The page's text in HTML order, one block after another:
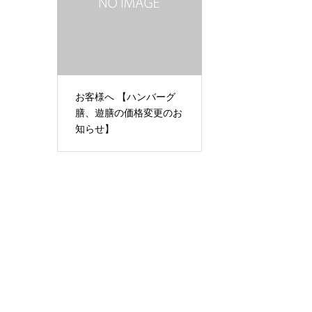
お客様へ 【ハンバーグ
膳、遊膳の価格変更のお
知らせ】